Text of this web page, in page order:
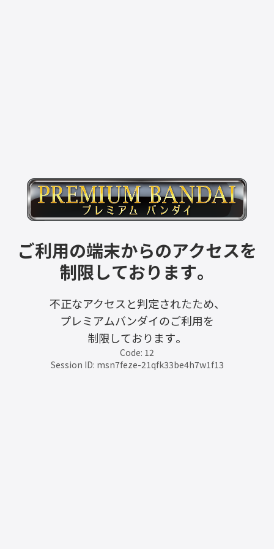
ご利用の端末からのアクセスを
制限しております。
不正なアクセスと判定されたため、
プレミアムバンダイのご利用を
制限しております。
Code: 12
Session ID: msn7feze-21qfk33be4h7w1f13